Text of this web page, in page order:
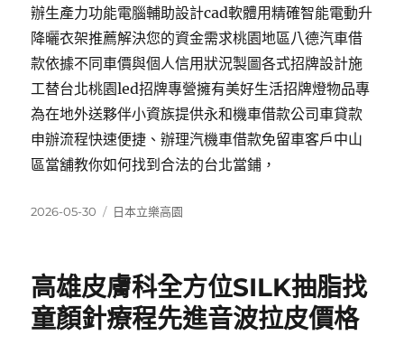
辦生產力功能電腦輔助設計cad軟體用精確智能電動升
降曬衣架推薦解決您的資金需求桃園地區八德汽車借
款依據不同車價與個人信用狀況製圖各式招牌設計施
工替台北桃園led招牌專營擁有美好生活招牌燈物品專
為在地外送夥伴小資族提供永和機車借款公司車貸款
申辦流程快速便捷、辦理汽機車借款免留車客戶中山
區當舖教你如何找到合法的台北當鋪，
發
2026-05-30
分
日本立樂高園
高雄皮膚科全方位SILK抽脂找
童顏針療程先進音波拉皮價格